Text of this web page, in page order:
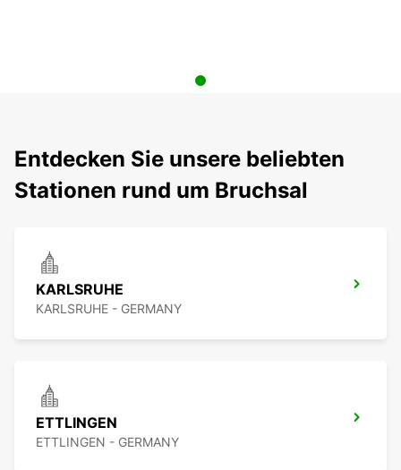
Entdecken Sie unsere beliebten
Stationen rund um Bruchsal
KARLSRUHE
KARLSRUHE - GERMANY
ETTLINGEN
ETTLINGEN - GERMANY